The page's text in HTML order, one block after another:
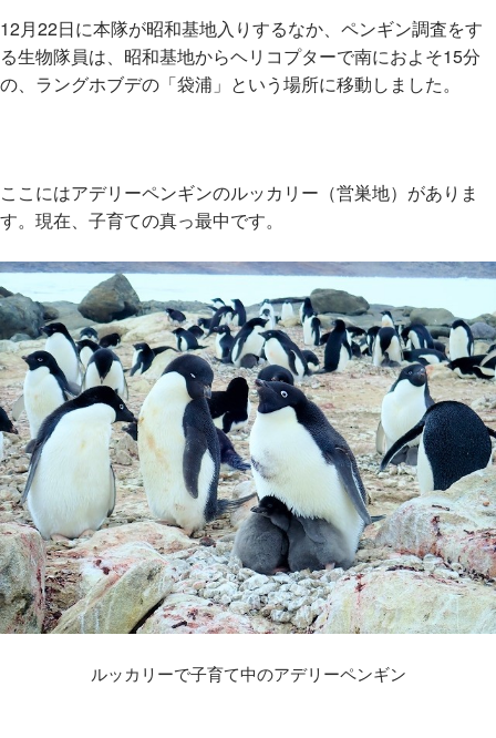
12月22日に本隊が昭和基地入りするなか、ペンギン調査をす
る生物隊員は、昭和基地からヘリコプターで南におよそ15分
の、ラングホブデの「袋浦」という場所に移動しました。
ここにはアデリーペンギンのルッカリー（営巣地）がありま
す。現在、子育ての真っ最中です。
ルッカリーで子育て中のアデリーペンギン